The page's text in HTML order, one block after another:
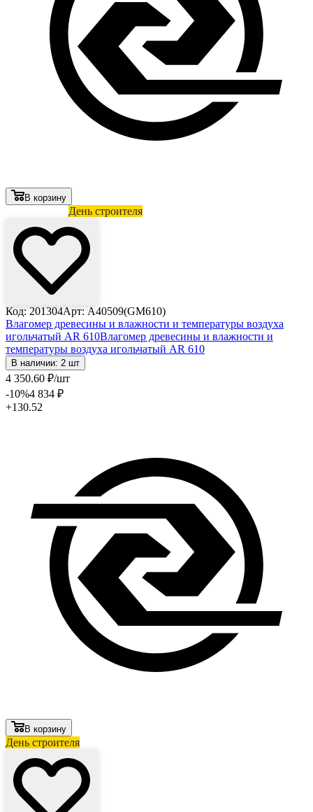
В корзину
День строителя
Код: 201304Арт: А40509(GM610)
Влагомер древесины и влажности и температуры воздуха
игольчатый AR 610Влагомер древесины и влажности и
температуры воздуха игольчатый AR 610
В наличии: 2 шт
4 350.60 ₽/шт
-10%4 834 ₽
+130.52
В корзину
День строителя